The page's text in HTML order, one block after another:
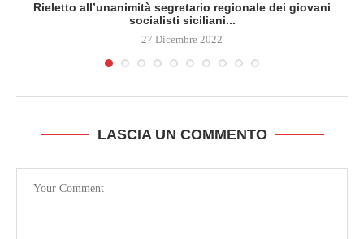
Rieletto all’unanimità segretario regionale dei giovani
socialisti siciliani...
27 Dicembre 2022
LASCIA UN COMMENTO